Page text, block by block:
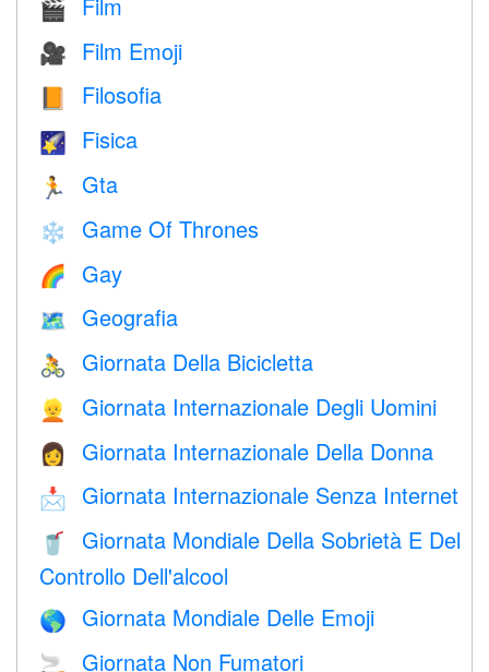
🎬
🎥 Film Emoji
📙 Filosofia
🌠 Fisica
🏃 Gta
❄️ Game Of Thrones
🌈 Gay
🗺 Geografia
🚴 Giornata Della Bicicletta
👱 Giornata Internazionale Degli Uomini
👩 Giornata Internazionale Della Donna
📩 Giornata Internazionale Senza Internet
🥤
Giornata Mondiale Della Sobrietà E Del
Controllo Dell'alcool
🌎 Giornata Mondiale Delle Emoji
🚬 Giornata Non Fumatori